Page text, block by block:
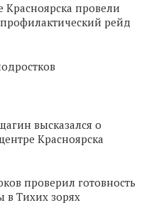
Красноярска провели
рейд
высказался о
Красноярска
проверил готовность
Тихих зорях